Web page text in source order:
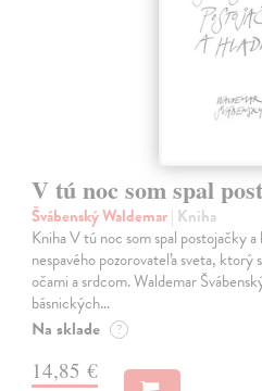
V tú noc som spal
Švábenský Waldemar| Kniha
Kniha V tú noc som spal postojačky
nespavého pozorovateľa sveta, ktorý
očami a srdcom. Waldemar
básnických…
Na sklade ?
14,85 €